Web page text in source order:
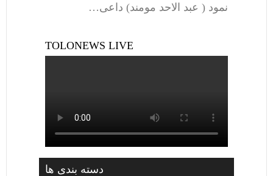
نمود ( عبد الاحد مومند) داعی…
TOLONEWS LIVE
دسته بندی ها